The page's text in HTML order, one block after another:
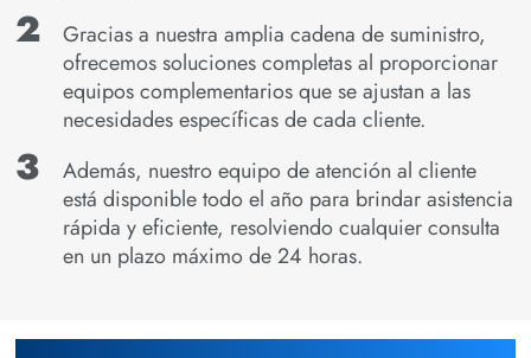
Gracias a nuestra amplia cadena de suministro,
ofrecemos soluciones completas al proporcionar
equipos complementarios que se ajustan a las
necesidades específicas de cada cliente.
Además, nuestro equipo de atención al cliente
está disponible todo el año para brindar asistencia
rápida y eficiente, resolviendo cualquier consulta
en un plazo máximo de 24 horas.